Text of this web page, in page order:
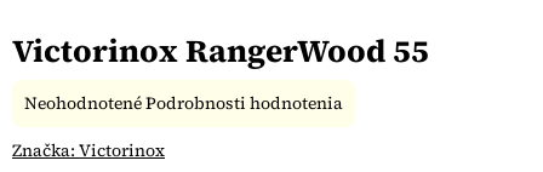
Victorinox RangerWood 55
Priemerné
produktu
NeohodnotenéPodrobnosti hodnotenia
Značka: Victorinox